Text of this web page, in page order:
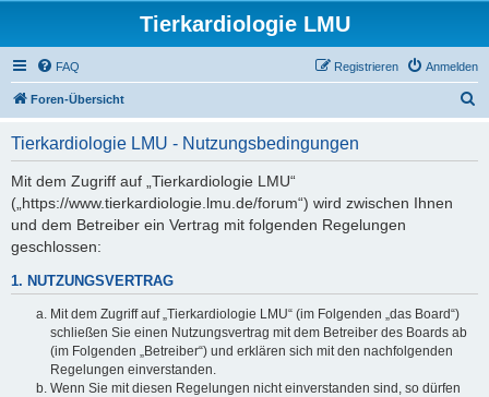
Tierkardiologie LMU
FAQ Anmelden
Registrieren
Foren-Übersicht
Tierkardiologie LMU - Nutzungsbedingungen
Mit dem Zugriff auf „Tierkardiologie LMU“
(„https://www.tierkardiologie.lmu.de/forum“) wird zwischen Ihnen
und dem Betreiber ein Vertrag mit folgenden Regelungen
geschlossen:
1. NUTZUNGSVERTRAG
Mit dem Zugriff auf „Tierkardiologie LMU“ (im Folgenden „das Board“)
schließen Sie einen Nutzungsvertrag mit dem Betreiber des Boards ab
(im Folgenden „Betreiber“) und erklären sich mit den nachfolgenden
Regelungen einverstanden.
Wenn Sie mit diesen Regelungen nicht einverstanden sind, so dürfen